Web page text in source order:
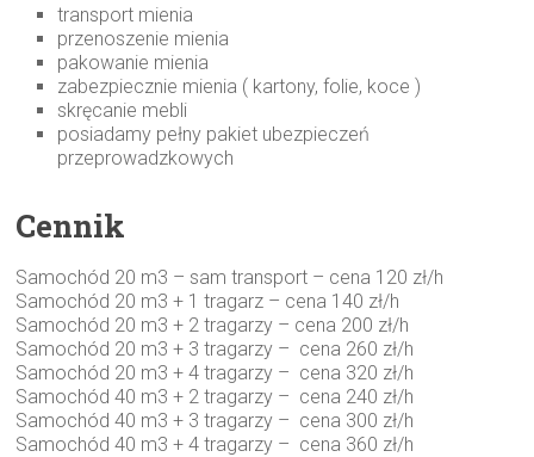
transport mienia
przenoszenie mienia
pakowanie mienia
zabezpiecznie mienia ( kartony, folie, koce )
skręcanie mebli
posiadamy pełny pakiet ubezpieczeń
przeprowadzkowych
Cennik
Samochód 20 m3 – sam transport – cena 120 zł/h
Samochód 20 m3 + 1 tragarz – cena 140 zł/h
Samochód 20 m3 + 2 tragarzy – cena 200 zł/h
Samochód 20 m3 + 3 tragarzy – cena 260 zł/h
Samochód 20 m3 + 4 tragarzy – cena 320 zł/h
Samochód 40 m3 + 2 tragarzy – cena 240 zł/h
Samochód 40 m3 + 3 tragarzy – cena 300 zł/h
Samochód 40 m3 + 4 tragarzy – cena 360 zł/h